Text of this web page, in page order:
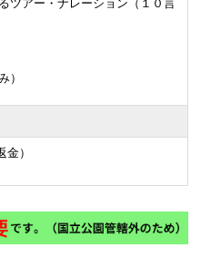
ツアー・ナレーション（１０言
）
）